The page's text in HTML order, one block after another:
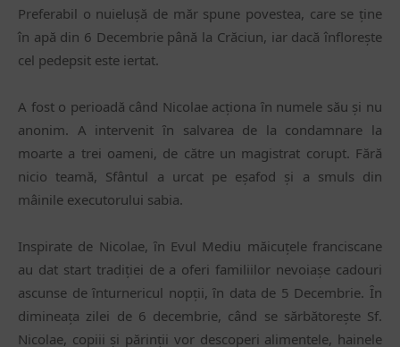
Preferabil o nuieluşă de măr spune povestea, care se ţine
în apă din 6 Decembrie până la Crăciun, iar dacă înfloreşte
cel pedepsit este iertat.
A fost o perioadă când Nicolae acționa ȋn numele său și nu
anonim. A intervenit ȋn salvarea de la condamnare la
moarte a trei oameni, de către un magistrat corupt. Fără
nicio teamă, Sfântul a urcat pe eșafod și a smuls din
mâinile executorului sabia.
Inspirate de Nicolae, ȋn Evul Mediu măicuțele franciscane
au dat start tradiției de a oferi familiilor nevoiașe cadouri
ascunse de ȋnturnericul nopții, ȋn data de 5 Decembrie. Ȋn
dimineața zilei de 6 decembrie, când se sărbătorește Sf.
Nicolae, copiii și părinții vor descoperi alimentele, hainele